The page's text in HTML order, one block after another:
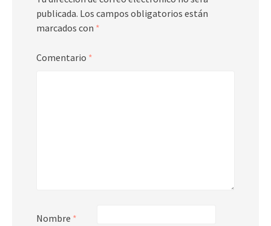
publicada. Los campos obligatorios están
marcados con *
Comentario *
Nombre *